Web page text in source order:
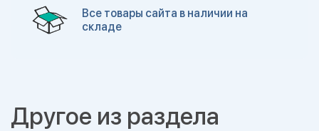
Все товары сайта в наличии на
складе
Другое из раздела